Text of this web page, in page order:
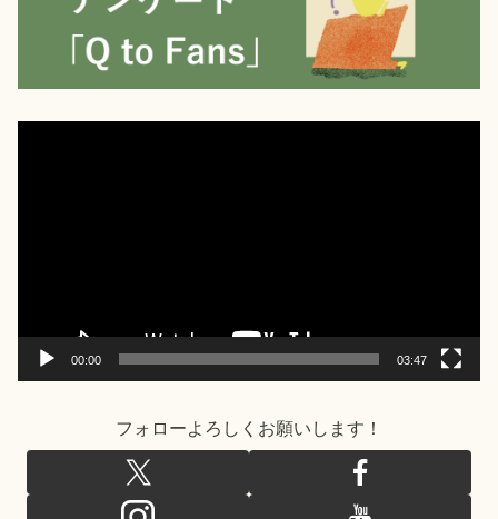
00:00 03:47
フォローよろしくお願いします！